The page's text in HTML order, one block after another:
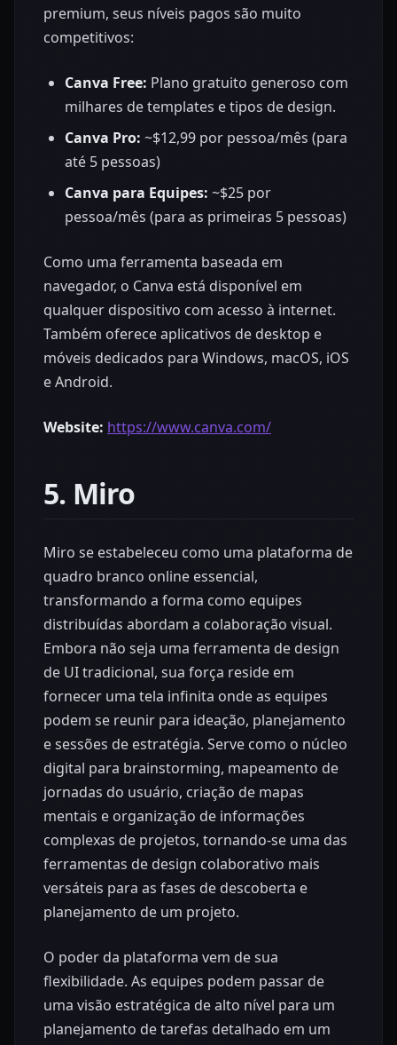
premium, seus níveis pagos são muito
competitivos:
Canva Free: Plano gratuito generoso com
milhares de templates e tipos de design.
Canva Pro: ~$12,99 por pessoa/mês (para
até 5 pessoas)
Canva para Equipes: ~$25 por
pessoa/mês (para as primeiras 5 pessoas)
Como uma ferramenta baseada em
navegador, o Canva está disponível em
qualquer dispositivo com acesso à internet.
Também oferece aplicativos de desktop e
móveis dedicados para Windows, macOS, iOS
e Android.
Website: https://www.canva.com/
5. Miro
Miro se estabeleceu como uma plataforma de
quadro branco online essencial,
transformando a forma como equipes
distribuídas abordam a colaboração visual.
Embora não seja uma ferramenta de design
de UI tradicional, sua força reside em
fornecer uma tela infinita onde as equipes
podem se reunir para ideação, planejamento
e sessões de estratégia. Serve como o núcleo
digital para brainstorming, mapeamento de
jornadas do usuário, criação de mapas
mentais e organização de informações
complexas de projetos, tornando-se uma das
ferramentas de design colaborativo mais
versáteis para as fases de descoberta e
planejamento de um projeto.
O poder da plataforma vem de sua
flexibilidade. As equipes podem passar de
uma visão estratégica de alto nível para um
planejamento de tarefas detalhado em um